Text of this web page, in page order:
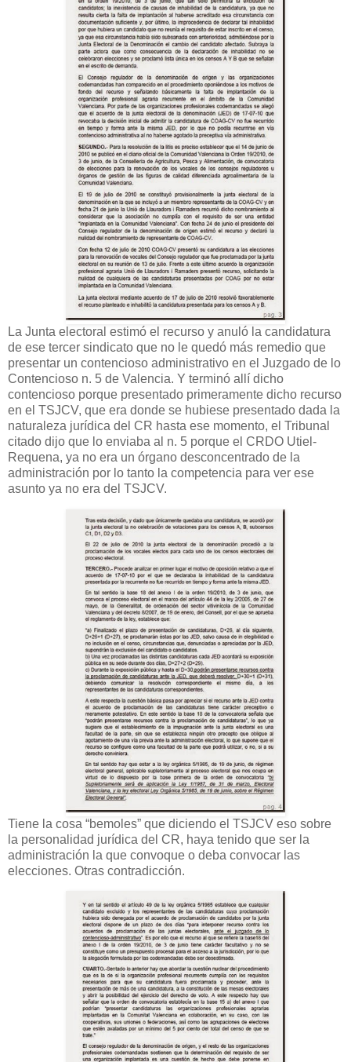
La Junta electoral estimó el recurso y anuló la candidatura
de ese tercer sindicato que no le quedó más remedio que
presentar un contencioso administrativo en el Juzgado de lo
Contencioso n. 5 de Valencia. Y terminó allí dicho
contencioso porque presentado primeramente dicho recurso
en el TSJCV, que era donde se hubiese presentado dada la
naturaleza jurídica del CR hasta ese momento, el Tribunal
citado dijo que lo enviaba al n. 5 porque el CRDO Utiel-
Requena, ya no era un órgano desconcentrado de la
administración por lo tanto la competencia para ver ese
asunto ya no era del TSJCV.
Tiene la cosa “bemoles” que diciendo el TSJCV eso sobre
la personalidad jurídica del CR, haya tenido que ser la
administración la que convoque o deba convocar las
elecciones. Otras contradicción.